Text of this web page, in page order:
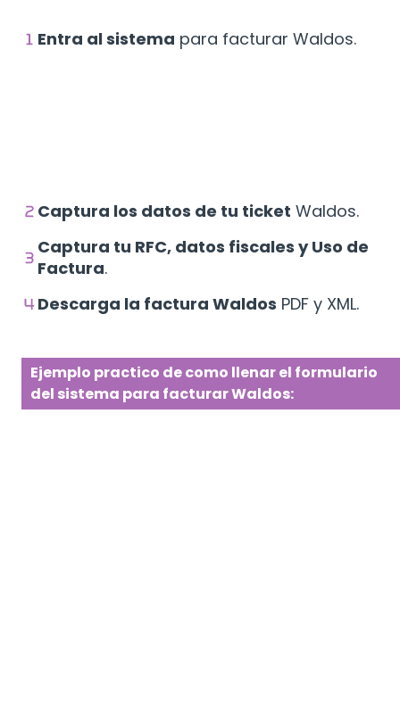
Entra al sistema para facturar Waldos.
Captura los datos de tu ticket Waldos.
Captura tu RFC, datos fiscales y Uso de
Factura.
Descarga la factura Waldos PDF y XML.
Ejemplo practico de como llenar el formulario
del sistema para facturar Waldos: